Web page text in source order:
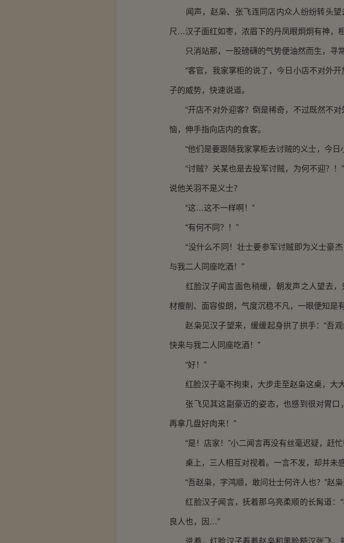
闻声，赵枭、张飞连同店内众人纷纷转头望
尺…汉子面红如枣，浓眉下的丹凤眼炯炯有神，
只消站那，一股磅礴的气势便油然而生，寻常
“客官，我家掌柜的说了，今日小店不对外开
子的威势，快速说道。
“开店不对外迎客？倒是稀奇，不过既然不对
恼，伸手指向店内的食客。
“他们是要跟随我家掌柜去讨贼的义士，今日
“讨贼？关某也是去投军讨贼，为何不迎？！
说他关羽不是义士？
“这…这不一样啊！”
“有何不同？！”
“没什么不同！壮士要参军讨贼即为义士豪杰
与我二人同座吃酒！”
红脸汉子闻言面色稍缓，朝发声之人望去，
材瘦削、面容俊朗，气度沉稳不凡，一眼便知是
赵枭见汉子望来，缓缓起身拱了拱手：“吾观
快来与我二人同座吃酒！”
“好！”
红脸汉子毫不拘束，大步走至赵枭这桌，大大
张飞见其这副豪迈的姿态，也感到很对胃口
再拿几盘好肉来！”
“是！店家！”小二闻言再没有丝毫迟疑，赶忙
桌上，三人相互对视着。一言不发，却并未感
“吾赵枭，字鸿顺，敢问壮士何许人也？”赵枭
红脸汉子闻言，抚着那乌亮柔顺的长髯道：
良人也，因…”
说着，红脸汉子看着赵枭和黑脸糙汉张飞，